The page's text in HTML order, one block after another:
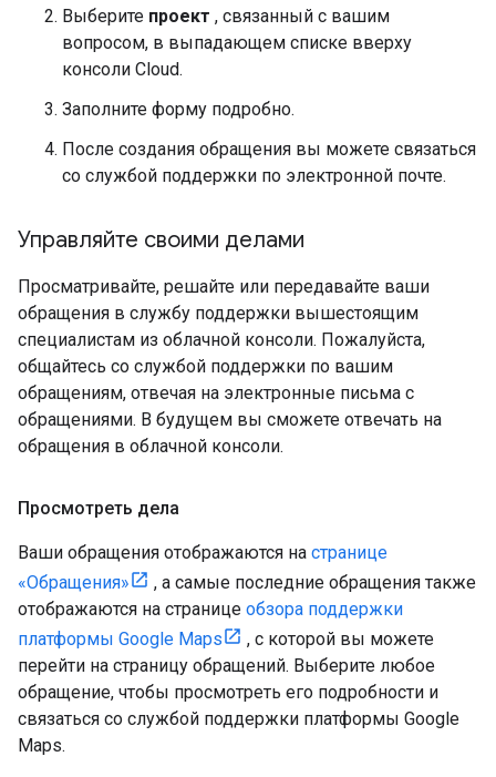
Выберите проект , связанный с вашим
вопросом, в выпадающем списке вверху
консоли Cloud.
Заполните форму подробно.
После создания обращения вы можете связаться
со службой поддержки по электронной почте.
Управляйте своими делами
Просматривайте, решайте или передавайте ваши
обращения в службу поддержки вышестоящим
специалистам из облачной консоли. Пожалуйста,
общайтесь со службой поддержки по вашим
обращениям, отвечая на электронные письма с
обращениями. В будущем вы сможете отвечать на
обращения в облачной консоли.
Просмотреть дела
Ваши обращения отображаются на странице
«Обращения»
, а самые последние обращения также
отображаются на странице обзора поддержки
платформы Google Maps
, с которой вы можете
перейти на страницу обращений. Выберите любое
обращение, чтобы просмотреть его подробности и
связаться со службой поддержки платформы Google
Maps.